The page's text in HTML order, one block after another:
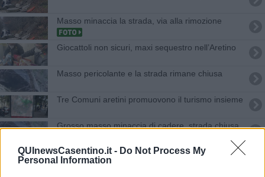
QUInewsCasentino.it - Do Not Process My
Personal Information
Masso minaccia la strada, via alla rimozione
Giocattoli non sicuri, maxi sequestro nell’Aretino
Masso pericolante e la strada rimane chiusa
Tre Comuni aretini promuovono il turismo insieme
Grosso masso minaccia di cadere, strada chiusa
Differenziata, i Comuni aretini più virtuosi e i
peggiori